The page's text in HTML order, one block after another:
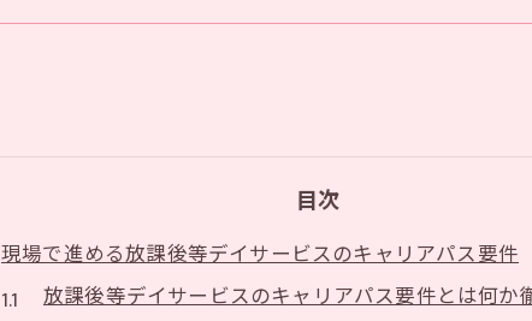
目次
現場で進める放課後等デイサービスのキャリアパス要件
放課後等デイサービスのキャリアパス要件とは何か